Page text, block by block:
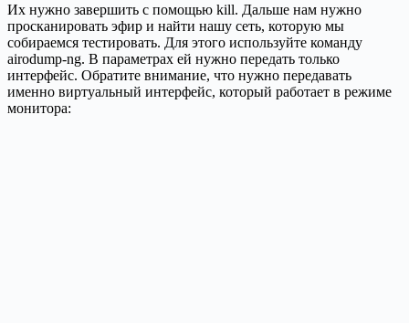
Их нужно завершить с помощью kill. Дальше нам нужно
просканировать эфир и найти нашу сеть, которую мы
собираемся тестировать. Для этого используйте команду
airodump-ng. В параметрах ей нужно передать только
интерфейс. Обратите внимание, что нужно передавать
именно виртуальный интерфейс, который работает в режиме
монитора: